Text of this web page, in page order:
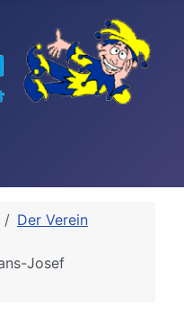
Der Verein
Josef